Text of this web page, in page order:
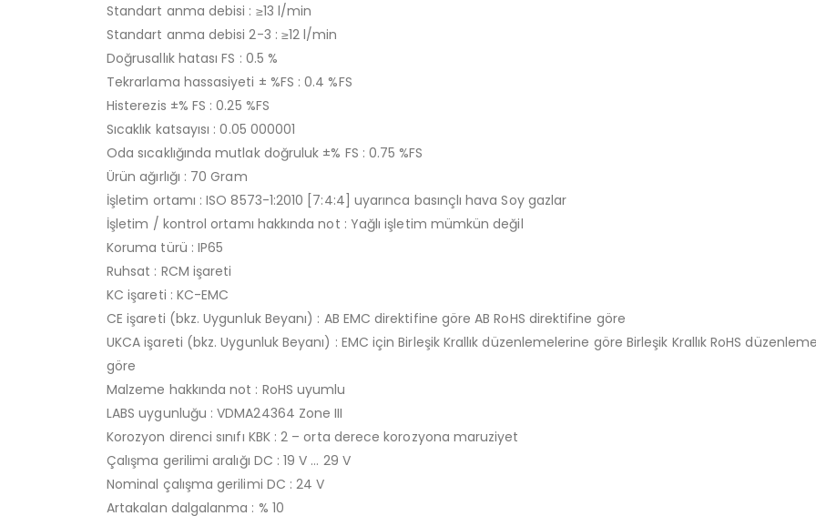
Standart anma debisi : ≥13 l/min
Standart anma debisi 2-3 : ≥12 l/min
Doğrusallık hatası FS : 0.5 %
Tekrarlama hassasiyeti ± %FS : 0.4 %FS
Histerezis ±% FS : 0.25 %FS
Sıcaklık katsayısı : 0.05 000001
Oda sıcaklığında mutlak doğruluk ±% FS : 0.75 %FS
Ürün ağırlığı : 70 Gram
İşletim ortamı : ISO 8573-1:2010 [7:4:4] uyarınca basınçlı hava Soy gazlar
İşletim / kontrol ortamı hakkında not : Yağlı işletim mümkün değil
Koruma türü : IP65
Ruhsat : RCM işareti
KC işareti : KC-EMC
CE işareti (bkz. Uygunluk Beyanı) : AB EMC direktifine göre AB RoHS direktifine göre
UKCA işareti (bkz. Uygunluk Beyanı) : EMC için Birleşik Krallık düzenlemelerine göre Birleşik Krallık RoHS
göre
Malzeme hakkında not : RoHS uyumlu
LABS uygunluğu : VDMA24364 Zone III
Korozyon direnci sınıfı KBK : 2 – orta derece korozyona maruziyet
Çalışma gerilimi aralığı DC : 19 V … 29 V
Nominal çalışma gerilimi DC : 24 V
Artakalan dalgalanma : % 10